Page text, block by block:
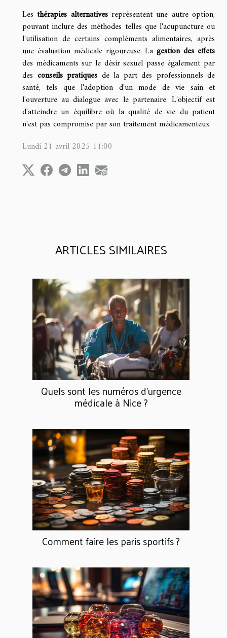
ARTICLES SIMILAIRES
Quels sont les numéros d’urgence
médicale à Nice ?
Comment faire les paris sportifs ?
Lesthérapies alternativesreprésentent une autre option,
pouvant inclure des méthodes telles que l'acupuncture ou
l'utilisation de certains compléments alimentaires, après
une évaluation médicale rigoureuse. Lagestion des effets
des médicaments sur le désir sexuel passe également par
des conseils pratiques de la part des professionnels de
santé, tels que l'adoption d'un mode de vie sain et
l'ouverture au dialogue avec le partenaire. L'objectif est
d'atteindre un équilibre où la qualité de vie du patient
n'est pas compromise par son traitement médicamenteux.
Lundi 21 avril 2025 11:00